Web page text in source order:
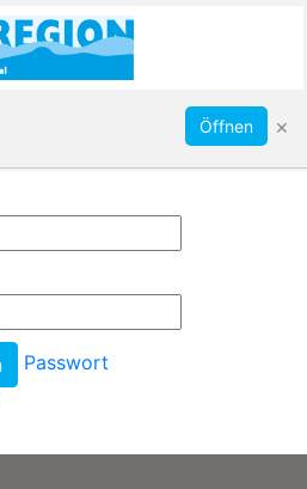
Abonnieren
Passwort
Öffnen ×